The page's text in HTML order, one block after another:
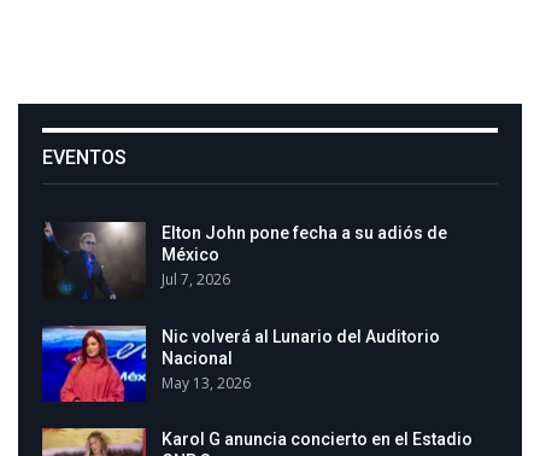
EVENTOS
Elton John pone fecha a su adiós de
México
Jul 7, 2026
Nic volverá al Lunario del Auditorio
Nacional
May 13, 2026
Karol G anuncia concierto en el Estadio